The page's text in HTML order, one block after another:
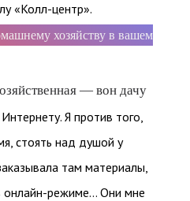
«Колл-центр».
хозяйству в вашем
— вон дачу
Я против того,
стоять над душой у
там материалы,
онлайн-режиме… Они мне